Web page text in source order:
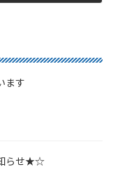
ます
らせ★☆